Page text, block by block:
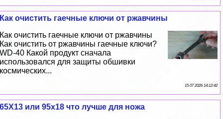
Как очистить гаечные ключи от ржавчины
Как очистить гаечные ключи от ржавчины
Как очистить от ржавчины гаечные ключи?
WD-40 Какой продукт сначала
использовался для защиты обшивки
космических...
15 07 2026 14:12:42
65Х13 или 95х18 что лучше для ножа